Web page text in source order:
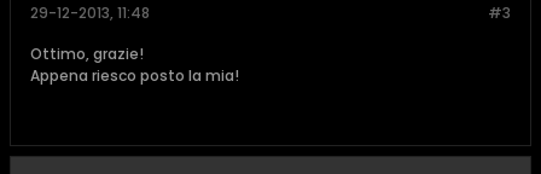
#3
29-12-2013, 11:48
Ottimo, grazie!
Appena riesco posto la mia!